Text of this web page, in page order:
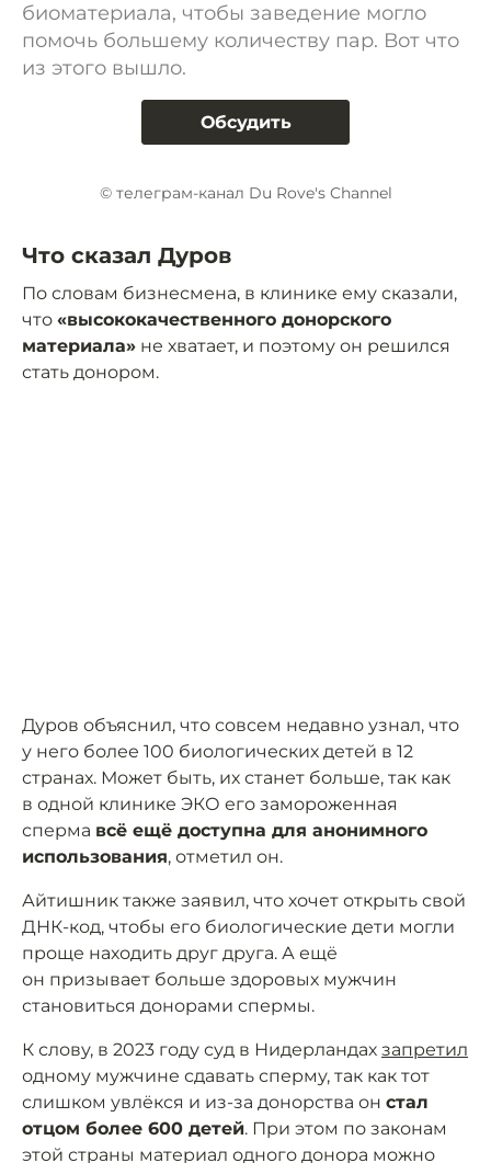
биоматериала, чтобы заведение могло
помочь большему количеству пар. Вот что
из этого вышло.
Обсудить
© телеграм-канал Du Rove's Channel
Что сказал Дуров
По словам бизнесмена, в клинике ему сказали,
что «высококачественного донорского
материала» не хватает, и поэтому он решился
стать донором.
Дуров объяснил, что совсем недавно узнал, что
у него более 100 биологических детей в 12
странах. Может быть, их станет больше, так как
в одной клинике ЭКО его замороженная
сперма всё ещё доступна для анонимного
использования, отметил он.
Айтишник также заявил, что хочет открыть свой
ДНК-код, чтобы его биологические дети могли
проще находить друг друга. А ещё
он призывает больше здоровых мужчин
становиться донорами спермы.
К слову, в 2023 году суд в Нидерландах запретил
одному мужчине сдавать сперму, так как тот
слишком увлёкся и из-за донорства он стал
отцом более 600 детей. При этом по законам
этой страны материал одного донора можно